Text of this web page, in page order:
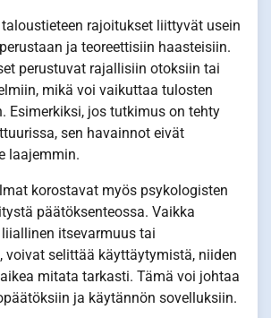
rajoitukset liittyvät usein
ja teoreettisiin haasteisiin.
perustuvat rajallisiin otoksiin tai
mikä voi vaikuttaa tulosten
Esimerkiksi, jos tutkimus on tehty
sen havainnot eivät
laajemmin.
korostavat myös psykologisten
päätöksenteossa. Vaikka
itsevarmuus tai
voivat selittää käyttäytymistä, niiden
mitata tarkasti. Tämä voi johtaa
ja käytännön sovelluksiin.